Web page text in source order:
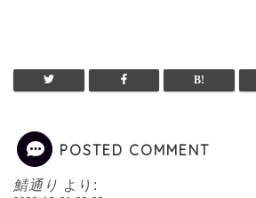
POSTED COMMENT
鯖通り より: